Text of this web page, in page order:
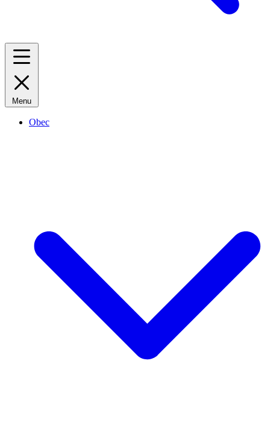
Menu
Obec